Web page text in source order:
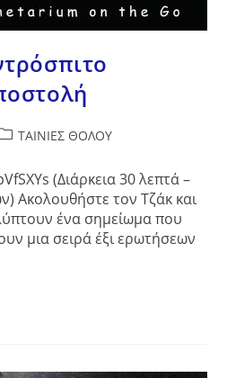
ΤΑΙΝΙΕΣ ΘΟΛΟΥ
(Διάρκεια 30 λεπτά –
Ακολουθήστε τον Τζάκ και
ένα σημείωμα που
μια σειρά έξι ερωτήσεων